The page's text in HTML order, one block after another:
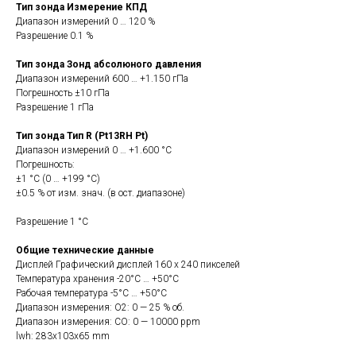
Тип зонда Измерение КПД
Диапазон измерений 0 … 120 %
Разрешение 0.1 %
Тип зонда Зонд абсолюного давления
Диапазон измерений 600 … +1.150 гПа
Погрешность ±10 гПа
Разрешение 1 гПа
Тип зонда Тип R (Pt13RH Pt)
Диапазон измерений 0 … +1.600 °C
Погрешность:
±1 °C (0 … +199 °C)
±0.5 % от изм. знач. (в ост. диапазоне)
Разрешение 1 °C
Общие технические данные
Дисплей Графический дисплей 160 x 240 пикселей
Температура хранения -20°C … +50°C
Рабочая температура -5°C … +50°C
Диапазон измерения: O2: 0 — 25 % об.
Диапазон измерения: CO: 0 — 10000 ppm
lwh: 283x103x65 mm